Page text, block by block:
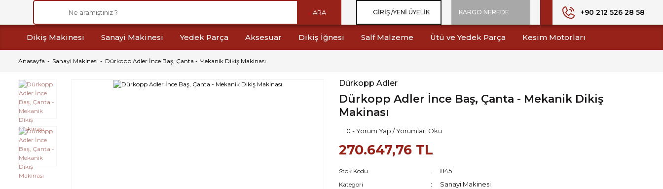
ARA GIRIŞ /YENI ÜYELIK KARGO NEREDE +90 212 526 28 58
Dikiş Makinesi Sanayi Makinesi Yedek Parça Aksesuar Dikiş İğnesi Salf Malzeme Ütü ve Yedek Parça Kesim Motorları
Anasayfa Sanayi Makinesi Dürkopp Adler İnce Baş, Çanta - Mekanik Dikiş Makinası
Dürkopp Adler
Dürkopp Adler İnce Baş, Çanta - Mekanik Dikiş
Makinası
0 - Yorum Yap / Yorumları Oku
270.647,76 TL
Stok Kodu 845
Kategori Sanayi Makinesi